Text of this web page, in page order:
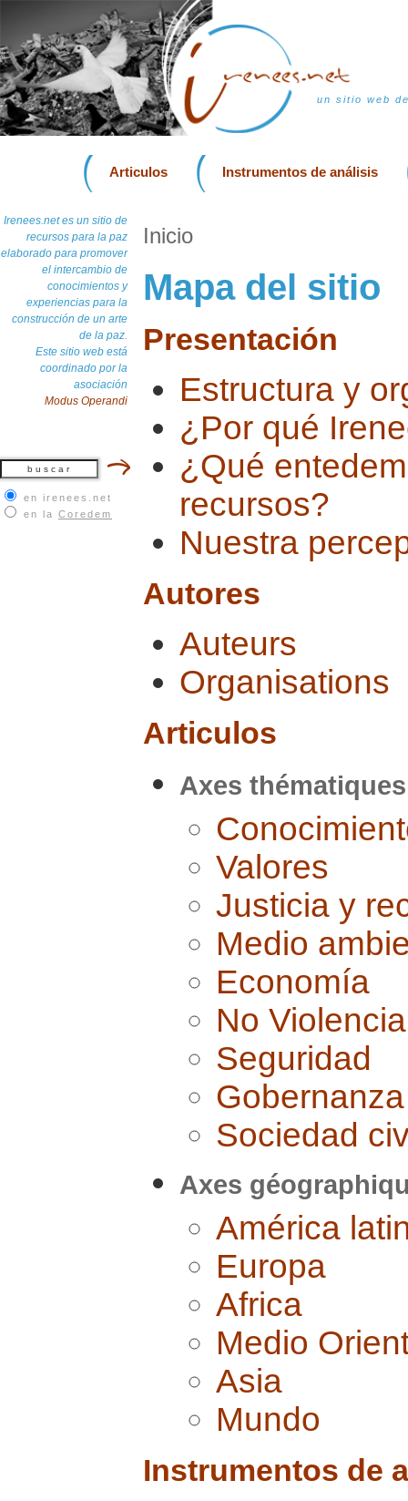
un sitio web
Articulos Instrumentos de análisis
Irenees.net es un sitio de
recursos para la paz
elaborado para promover
el intercambio de
conocimientos y
experiencias para la
construcción de un arte
de la paz.
Este sitio web está
coordinado por la
asociación
Modus Operandi
en irenees.net
en la Coredem
Inicio
Mapa del sitio
Presentación
Estructura y
¿Por qué
¿Qué
recursos?
Nuestra
Autores
Auteurs
Organisations
Articulos
Axes thématiques
Valores
Justicia y
Medio
Economía
No Violencia
Seguridad
Gobernanza
Sociedad
Axes
América
Europa
Africa
Medio
Asia
Mundo
Instrumentos de